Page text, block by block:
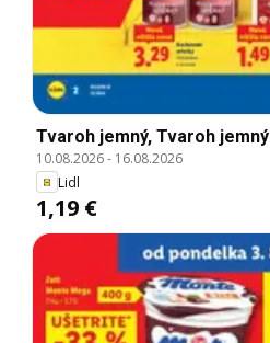
Tvaroh jemný, Tvaroh jemný
10.08.2026- 16.08.2026
Lidl
1,19 €